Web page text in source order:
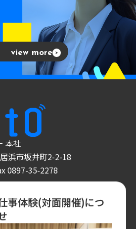
view more
本社
浜市坂井町2-2-18
0897-35-2278
事体験(対面開催)につ